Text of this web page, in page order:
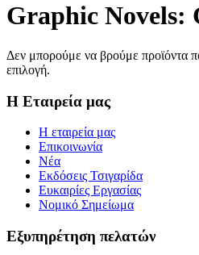
Graphic Novels:
Δεν μπορούμε να βρούμε προϊόντα
επιλογή.
Η Εταιρεία μας
Η εταιρεία μας
Επικοινωνία
Νέα
Εκδόσεις Τσιγαρίδα
Ευκαιρίες Εργασίας
Νομικό Σημείωμα
Εξυπηρέτηση πελατών